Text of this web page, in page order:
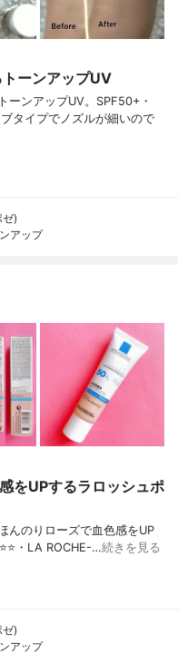
ーンアップUV
ーンアップUV。SPF50+・
タイプでノズルが細いので
)
アップ
をUPするラロッシュポ
んのりローズで血色感をUP
・LA ROCHE-…続きを見る
)
アップ